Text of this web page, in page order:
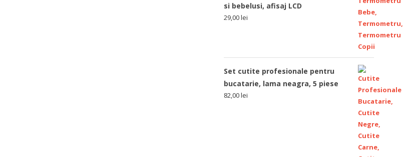
si bebelusi, afisaj LCD
29,00lei
Set cutite profesionale pentru
bucatarie, lama neagra, 5 piese
82,00lei